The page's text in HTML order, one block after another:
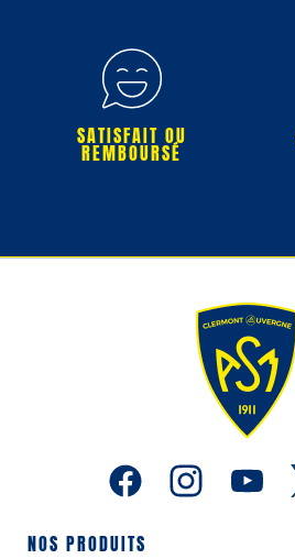
SATISFAIT OU
REMBOURSÉ
NOS PRODUITS